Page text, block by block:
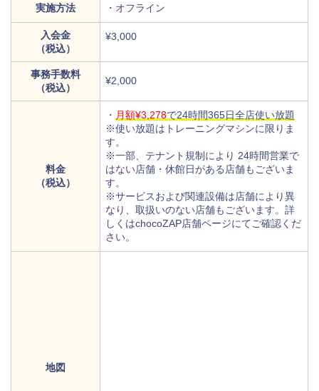
実施方法 ・オフライン
入会金
（税込）
¥3,000
事務手数料
（税込）
¥2,000
料金
（税込）
・ 月額¥3,278で24時間365日全店使い放題
※使い放題はトレーニングマシンに限りま
す。
※一部、テナント規制により 24時間営業で
はない店舗・休館日がある店舗もございま
す。
※サービスおよび関連設備は店舗により異
なり、取扱いのない店舗もございます。詳
しくはchocoZAP店舗ページにてご確認くだ
さい。
地図